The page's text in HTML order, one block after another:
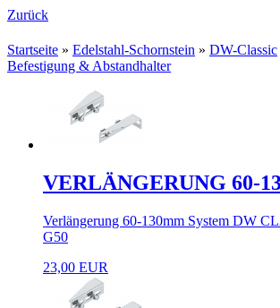
Zurück
Startseite » Edelstahl-Schornstein » DW-Classic
Befestigung & Abstandhalter
VERLÄNGERUNG 60-
Verlängerung 60-130mm System DW
G50
23,00 EUR